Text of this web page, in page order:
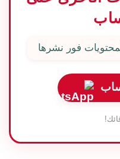
فور نشرها